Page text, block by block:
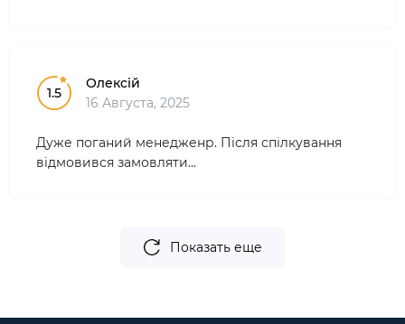
1.5
Олексій
16 Августа, 2025
Дуже поганий менедженр. Після спілкування
відмовився замовляти...
Показать еще